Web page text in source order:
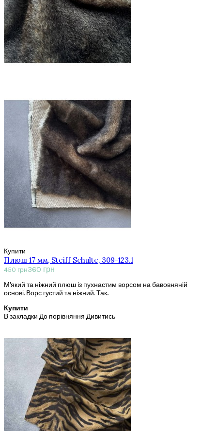
Купити
Плюш 17 мм, Steiff Schulte, 309-123.1
450 грн360 грн
М'який та ніжний плюш із пухнастим ворсом на бавовняній
основі. Ворс густий та ніжний. Так..
Купити
В закладки До порівняння Дивитись